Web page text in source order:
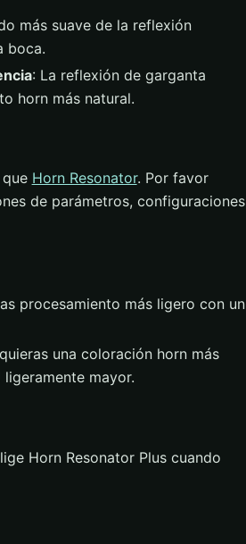
más suave de la reflexión
boca.
: La reflexión de garganta
horn más natural.
Horn Resonator. Por favor
de parámetros, configuraciones
procesamiento más ligero con un
una coloración horn más
mayor.
Horn Resonator Plus cuando